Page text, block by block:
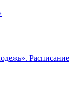
Расписание